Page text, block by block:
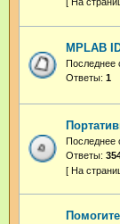
MPLAB
Последнее
Ответы: 1
Последнее
Ответы: